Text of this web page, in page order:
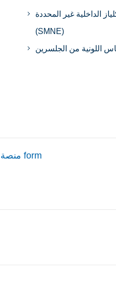
الداخلية غير المحددة
(SMNE)
اللونية من الجلسرين
منصة form